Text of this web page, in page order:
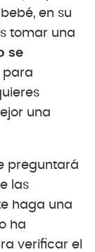
en su
tomar una
se
para
una
preguntará
las
haga una
ha
verificar el